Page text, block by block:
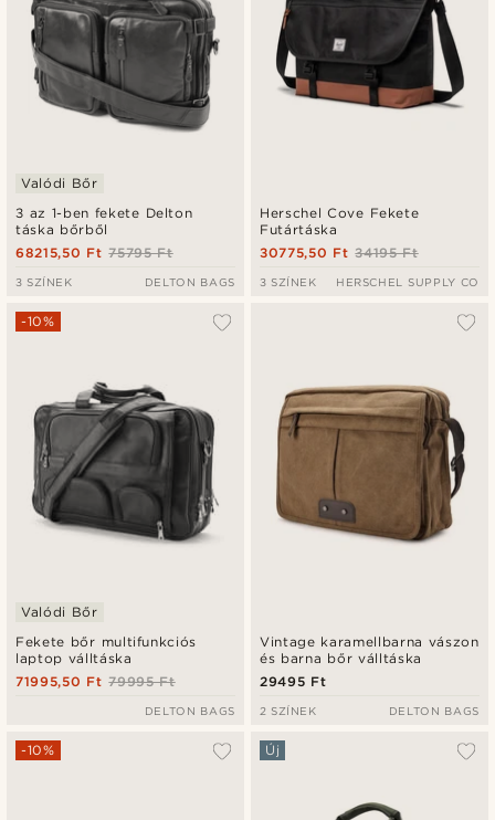
3 az 1-ben fekete Delton
táska bőrből
Valódi Bőr
75795 Ft
68215,50 Ft
3 SZÍNEK DELTON BAGS
Herschel Cove Fekete
Futártáska
34195 Ft
30775,50 Ft
3 SZÍNEK HERSCHEL SUPPLY CO
Fekete bőr multifunkciós
laptop válltáska
-10%
Valódi Bőr
79995 Ft
71995,50 Ft
DELTON BAGS
Vintage karamellbarna vászon
és barna bőr válltáska
29495 Ft
2 SZÍNEK DELTON BAGS
-10% Új